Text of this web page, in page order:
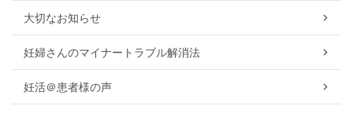
大切なお知らせ
妊婦さんのマイナートラブル解消法
妊活＠患者様の声